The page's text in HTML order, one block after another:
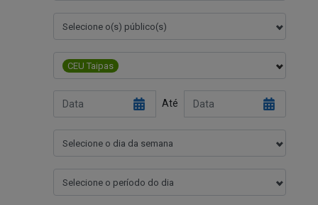
Selecione o(s) público(s)
CEU Taipas
Até
Selecione o dia da semana
Selecione o período do dia